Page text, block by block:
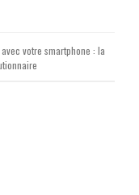
votre smartphone : la